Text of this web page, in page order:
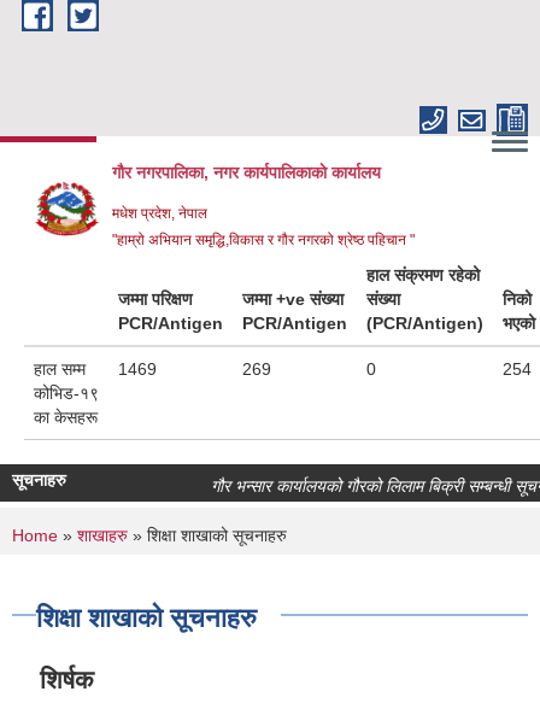
Skip to main content
गौर नगरपालिका, नगर कार्यपालिकाकाे कार्यालय
मधेश प्रदेश, नेपाल
"हाम्रो अभियान समृद्धि,विकास र गौर नगरको श्रेष्ठ पहिचान "
जम्मा परिक्षण
PCR/Antigen
जम्मा +ve संख्या
PCR/Antigen
हाल संक्रमण रहेको
संख्या
(PCR/Antigen)
निको
भएको
हाल सम्म
कोभिड-१९
का केसहरू
1469 269 0 254
सूचनाहरु गौर भन्सार कार्यालयको गौरको लिलाम बिक्री सम्बन्धी सूचना।
You are here
Home » शाखाहरु » शिक्षा शाखाको सूचनाहरु
शिक्षा शाखाको सूचनाहरु
शिर्षक